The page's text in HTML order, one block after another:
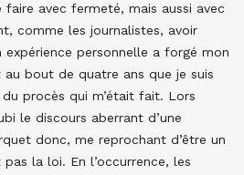
avec fermeté, mais aussi avec
comme les journalistes, avoir
personnelle a forgé mon
bout de quatre ans que je suis
procès qui m’était fait. Lors
le discours aberrant d’une
donc, me reprochant d’être un
la loi. En l’occurrence, les